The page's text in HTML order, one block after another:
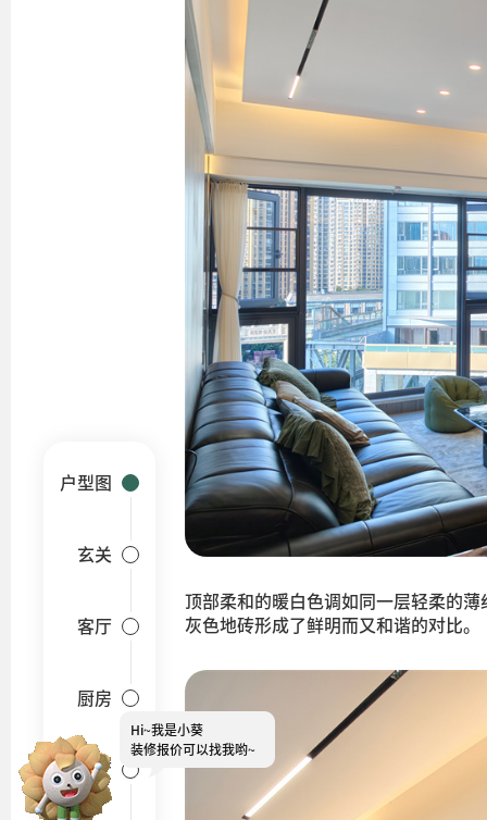
顶部柔和的暖白色调如同一层轻柔的
灰色地砖形成了鲜明而又和谐的对比。
户型图
玄关
客厅
厨房
餐厅
Hi~我是小葵